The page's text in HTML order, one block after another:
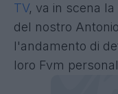
TV, va in scena
del nostro
l'andamento di
loro Fvm